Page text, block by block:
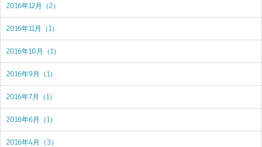
2016年12月（2）
2016年11月（1）
2016年10月（1）
2016年9月（1）
2016年7月（1）
2016年6月（1）
2016年4月（3）